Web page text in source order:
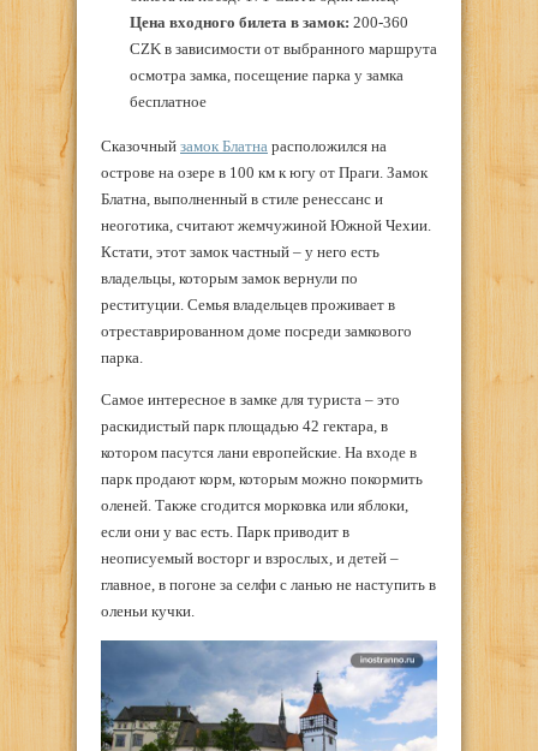
Цена входного билета в замок: 200-360
CZK в зависимости от выбранного маршрута
осмотра замка, посещение парка у замка
бесплатное
Сказочный замок Блатна расположился на
острове на озере в 100 км к югу от Праги. Замок
Блатна, выполненный в стиле ренессанс и
неоготика, считают жемчужиной Южной Чехии.
Кстати, этот замок частный – у него есть
владельцы, которым замок вернули по
реституции. Семья владельцев проживает в
отреставрированном доме посреди замкового
парка.
Самое интересное в замке для туриста – это
раскидистый парк площадью 42 гектара, в
котором пасутся лани европейские. На входе в
парк продают корм, которым можно покормить
оленей. Также сгодится морковка или яблоки,
если они у вас есть. Парк приводит в
неописуемый восторг и взрослых, и детей –
главное, в погоне за селфи с ланью не наступить в
оленьи кучки.